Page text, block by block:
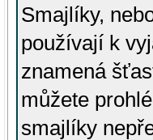
Smajlíky,
používají k
znamená
můžete
smajlíky